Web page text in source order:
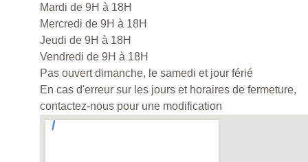
Mardi de 9H à 18H
Mercredi de 9H à 18H
Jeudi de 9H à 18H
Vendredi de 9H à 18H
Pas ouvert dimanche, le samedi et jour férié
En cas d'erreur sur les jours et horaires de fermeture,
contactez-nous pour une modification